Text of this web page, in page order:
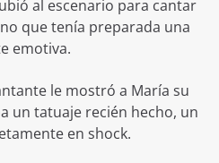
al escenario para cantar
que tenía preparada una
emotiva.
le mostró a María su
un tatuaje recién hecho, un
en shock.